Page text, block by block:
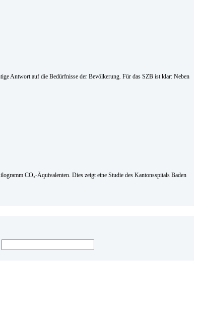
Antwort auf die Bedürfnisse der Bevölkerung. Für das SZB ist klar: Neben
CO₂-Äquivalenten. Dies zeigt eine Studie des Kantonsspitals Baden